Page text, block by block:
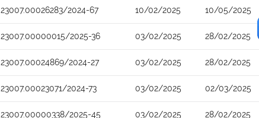
23007.00026283/2024-67 10/02/2025 10/05/2025
23007.00000015/2025-36 03/02/2025 28/02/2025
23007.00024869/2024-27 03/02/2025 28/02/2025
23007.00023071/2024-73 03/02/2025 02/03/2025
23007.00000338/2025-45 03/02/2025 28/02/2025